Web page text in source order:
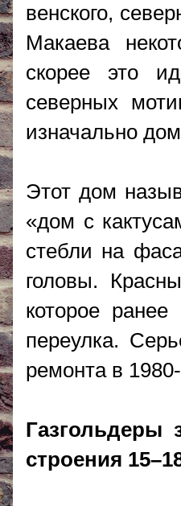
венского,
Макаева
скорее это
северных
изначально
Этот дом
«дом с
стебли на
головы.
которое
переулка.
ремонта в
Газгольдеры
строения